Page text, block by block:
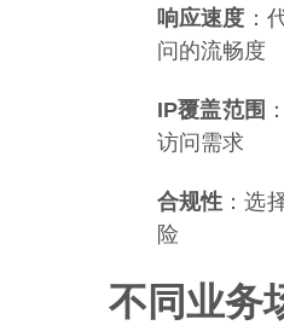
响应速度 ：
问的流畅度
IP覆盖范围
访问需求
合规性 ：选
险
不同业务